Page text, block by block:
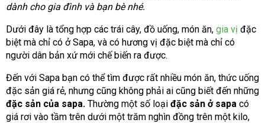
dành cho gia đình và bạn bè nhé.
Dưới đây là tổng hợp các trái cây, đồ uống, món ăn, gia vị đặc
biệt mà chỉ có ở Sapa, và có hương vị đặc biệt mà chỉ có
người dân bản xứ mới chế biến ra được.
Đến với Sapa bạn có thể tìm được rất nhiều món ăn, thức uống
đặc sản giá rẻ, nhưng cũng không phải ai cũng biết đến những
đặc sản của sapa. Thường một số loại đặc sản ở sapa có
giá rơi vào tầm trên dưới một trăm nghìn đồng trên một kilo,